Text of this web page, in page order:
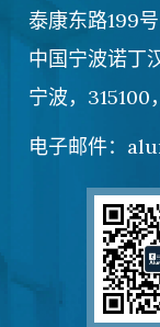
泰康东路199号
中国宁波诺丁
宁波，315100
电子邮件：